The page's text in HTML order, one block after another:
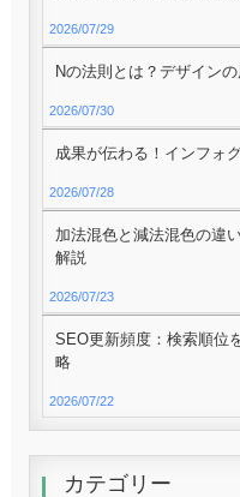
2026/07/29
Nの法則とは？デザイン
2026/07/30
成果が伝わる！インフォ
2026/07/28
加法混色と減法混色の違
解説
2026/07/23
SEO更新頻度：検索順位
略
2026/07/22
カテゴリー